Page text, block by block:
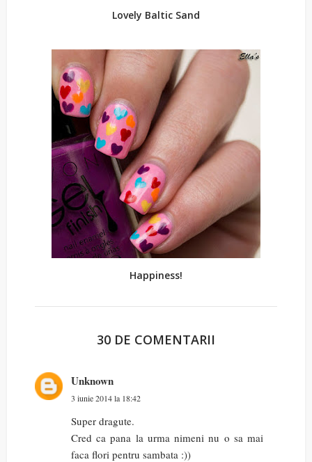
Lovely Baltic Sand
Happiness!
30 DE COMENTARII
Unknown
3 iunie 2014 la 18:42
Super dragute.
Cred ca pana la urma nimeni nu o sa mai
faca flori pentru sambata :))